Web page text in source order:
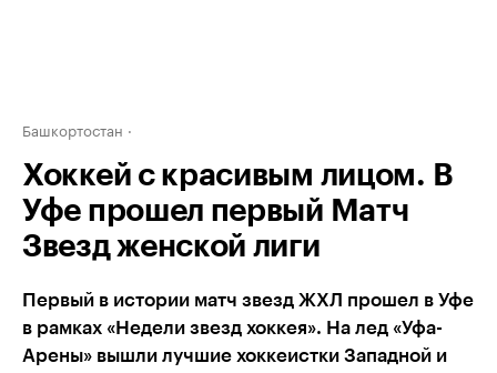
Башкортостан
Хоккей с красивым лицом. В
Уфе прошел первый Матч
Звезд женской лиги
Первый в истории матч звезд ЖХЛ прошел в Уфе
в рамках «Недели звезд хоккея». На лед «Уфа-
Арены» вышли лучшие хоккеистки Западной и